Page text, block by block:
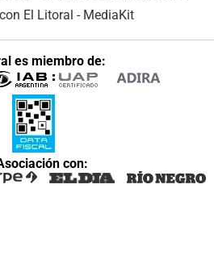
El Litoral - MediaKit
es miembro de:
con: